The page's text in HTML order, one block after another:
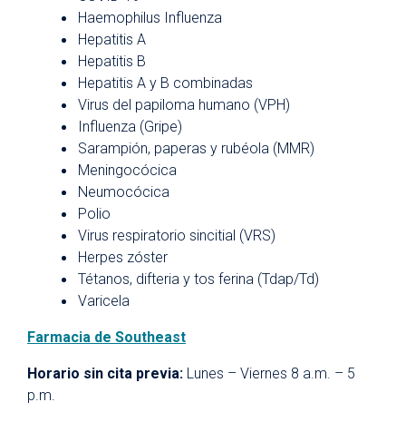
Haemophilus Influenza
Hepatitis A
Hepatitis B
Hepatitis A y B combinadas
Virus del papiloma humano (VPH)
Influenza (Gripe)
Sarampión, paperas y rubéola (MMR)
Meningocócica
Neumocócica
Polio
Virus respiratorio sincitial (VRS)
Herpes zóster
Tétanos, difteria y tos ferina (Tdap/Td)
Varicela
Farmacia de Southeast
Horario sin cita previa: Lunes – Viernes 8 a.m. – 5
p.m.